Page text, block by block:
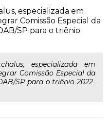
especializada em
Comissão Especial da
SP para o triênio
especializada em
Comissão Especial da
SP para o triênio 2022-